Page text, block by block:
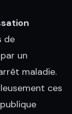
de
un
maladie.
ces